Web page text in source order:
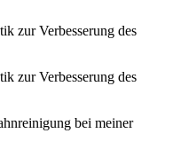
zur Verbesserung des
zur Verbesserung des
bei meiner